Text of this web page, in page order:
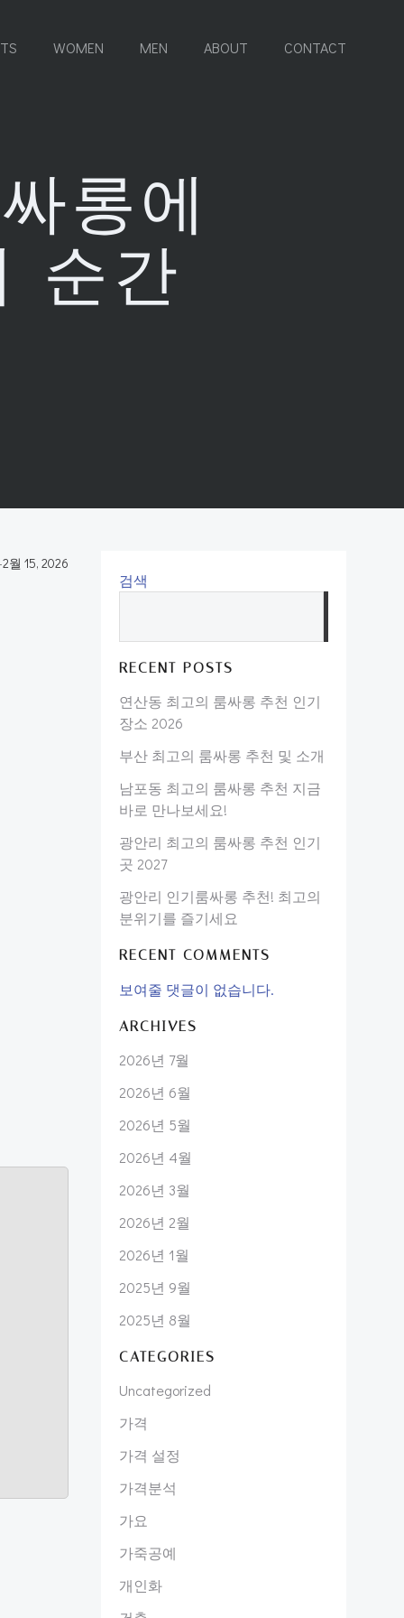
WOMEN MEN ABOUT CONTACT
롱에
순간
2월 15, 2026
검색
RECENT POSTS
연산동 최고의 룸싸롱 추천 인기
장소 2026
부산 최고의 룸싸롱 추천 및 소개
남포동 최고의 룸싸롱 추천 지금
바로 만나보세요!
광안리 최고의 룸싸롱 추천 인기
곳 2027
광안리 인기룸싸롱 추천! 최고의
분위기를 즐기세요
RECENT COMMENTS
보여줄 댓글이 없습니다.
ARCHIVES
2026년 7월
2026년 6월
2026년 5월
2026년 4월
2026년 3월
2026년 2월
2026년 1월
2025년 9월
2025년 8월
CATEGORIES
Uncategorized
가격
가격 설정
가격분석
가요
가죽공예
개인화